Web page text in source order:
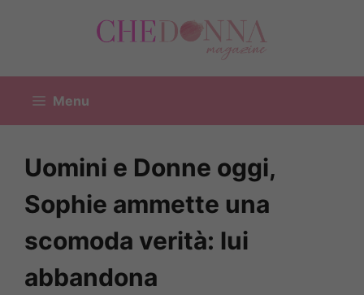
Menu
Uomini e Donne oggi,
Sophie ammette una
scomoda verità: lui
abbandona